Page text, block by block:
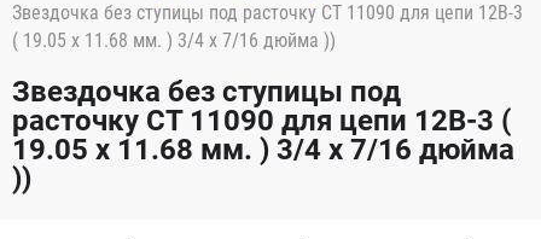
Звездочка без ступицы под расточку CT 11090 для цепи 12B-3
( 19.05 x 11.68 мм. ) 3/4 x 7/16 дюйма ))
Звездочка без ступицы под
расточку CT 11090 для цепи 12B-3 (
19.05 x 11.68 мм. ) 3/4 x 7/16 дюйма
))